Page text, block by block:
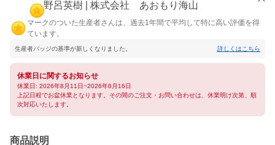
野呂英樹 | 株式会社 あおもり海山
マークのついた生産者さんは、過去1年間で平均して特に高い評価を得
ています。
生産者バッジの基準が新しくなりました。 詳しくはこちら
休業日に関するお知らせ
休業日: 2026年8月11日~2026年8月16日
上記日程でお盆休業となります。その間のご注文・お問い合わせは、休業明け次第、順
次対応いたします。
商品説明